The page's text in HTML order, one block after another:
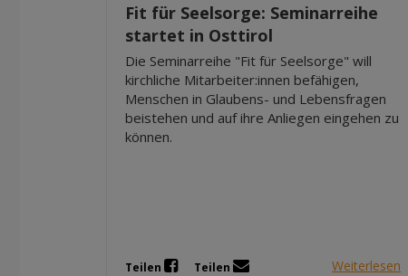
Fit für Seelsorge: Seminarreihe
startet in Osttirol
Die Seminarreihe "Fit für Seelsorge" will
kirchliche Mitarbeiter:innen befähigen,
Menschen in Glaubens- und Lebensfragen
beistehen und auf ihre Anliegen eingehen zu
können.
Teilen Teilen Weiterlesen